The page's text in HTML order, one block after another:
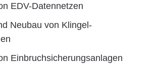
EDV-Datennetzen
Neubau von Klingel-
Einbruchsicherungsanlagen